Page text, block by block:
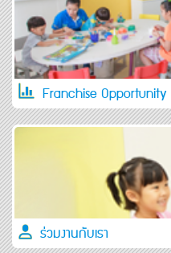
Franchise Opportunity
ร่วมงานกับเรา